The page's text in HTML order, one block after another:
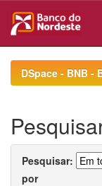
navigationDSpace - BNB -
Pesquisar:
por